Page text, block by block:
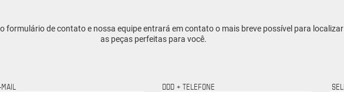
formulário de contato e nossa equipe entrará em contato o mais breve possível para localizar
as peças perfeitas para você.
DDD + TELEFONE